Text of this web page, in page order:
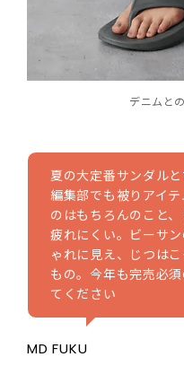
デニムと
夏の大定番サンダル
編集部でも被りアイ
のはもちろんのこと
疲れにくい。ビーサ
ゃれに見え、じつは
もの。今年も完売必
てください
MD FUKU